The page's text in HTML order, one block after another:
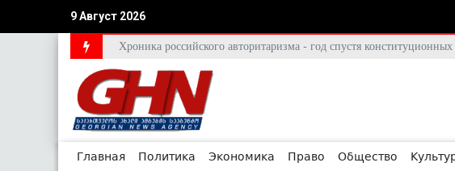
9 Август 2026
Хроника российского авторитаризма - год спустя
Главная Политика Экономика Право Общество